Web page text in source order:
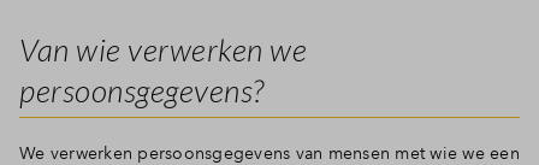
Van wie verwerken we
persoonsgegevens?
We verwerken persoonsgegevens van mensen met wie we een